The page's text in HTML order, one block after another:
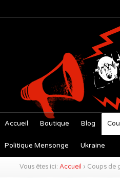
Accueil Boutique Blog
Politique Mensonge Ukraine
Vous êtes ici: Accueil › Coups de